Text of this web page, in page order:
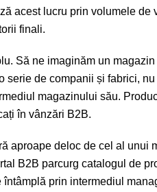
acest lucru prin volumele de
finali.
Să ne imaginăm un
de companii și fabrici,
magazinului său.
în vânzări B2B.
aproape deloc de cel al unui
B2B parcurg catalogul de
prin intermediul